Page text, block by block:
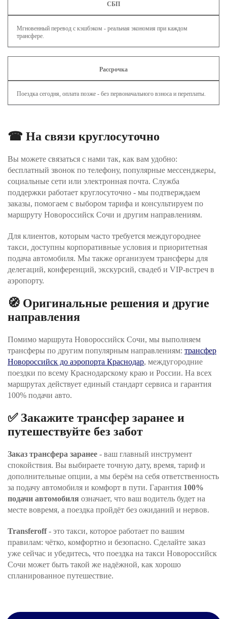
СБП
Мгновенный перевод с кэшбэком - реальная экономия при каждом
трансфере.
Рассрочка
Поездка сегодня, оплата позже - без первоначального взноса и переплаты.
☎ На связи круглосуточно
Вы можете связаться с нами так, как вам удобно:
бесплатный звонок по телефону, популярные мессенджеры,
социальные сети или электронная почта. Служба
поддержки работает круглосуточно - мы подтверждаем
заказы, помогаем с выбором тарифа и консультируем по
маршруту Новороссийск Сочи и другим направлениям.
Для клиентов, которым часто требуется междугороднее
такси, доступны корпоративные условия и приоритетная
подача автомобиля. Мы также организуем трансферы для
делегаций, конференций, экскурсий, свадеб и VIP‑встреч в
аэропорту.
🧭 Оригинальные решения и другие
направления
Помимо маршрута Новороссийск Сочи, мы выполняем
трансферы по другим популярным направлениям: трансфер
Новороссийск до аэропорта Краснодар, междугородние
поездки по всему Краснодарскому краю и России. На всех
маршрутах действует единый стандарт сервиса и гарантия
100% подачи авто.
✅ Закажите трансфер заранее и
путешествуйте без забот
Заказ трансфера заранее - ваш главный инструмент
спокойствия. Вы выбираете точную дату, время, тариф и
дополнительные опции, а мы берём на себя ответственность
за подачу автомобиля и комфорт в пути. Гарантия 100%
подачи автомобиля означает, что ваш водитель будет на
месте вовремя, а поездка пройдёт без ожиданий и нервов.
Transferoff- это такси, которое работает по вашим
правилам: чётко, комфортно и безопасно. Сделайте заказ
уже сейчас и убедитесь, что поездка на такси Новороссийск
Сочи может быть такой же надёжной, как хорошо
спланированное путешествие.